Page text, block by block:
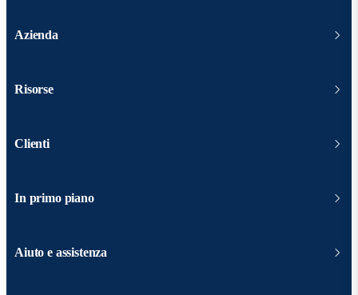
Azienda
Risorse
Clienti
In primo piano
Aiuto e assistenza